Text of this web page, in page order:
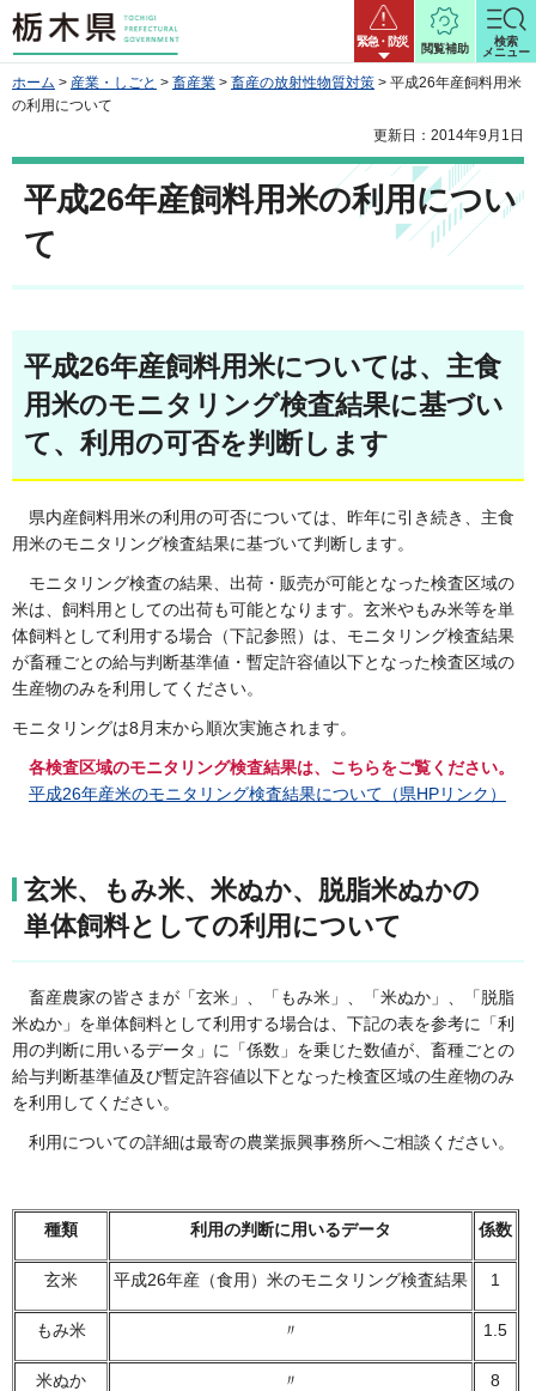
栃木県 緊急・防災
閲覧補助
検索
メニュー
ホーム > 産業・しごと > 畜産業 > 畜産の放射性物質対策 > 平成26年産飼料用米
の利用について
更新日：2014年9月1日
平成26年産飼料用米の利用につい
て
平成26年産飼料用米については、主食
用米のモニタリング検査結果に基づい
て、利用の可否を判断します
県内産飼料用米の利用の可否については、昨年に引き続き、主食
用米のモニタリング検査結果に基づいて判断します。
モニタリング検査の結果、出荷・販売が可能となった検査区域の
米は、飼料用としての出荷も可能となります。玄米やもみ米等を単
体飼料として利用する場合（下記参照）は、モニタリング検査結果
が畜種ごとの給与判断基準値・暫定許容値以下となった検査区域の
生産物のみを利用してください。
モニタリングは8月末から順次実施されます。
各検査区域のモニタリング検査結果は、こちらをご覧ください。
平成26年産米のモニタリング検査結果について（県HPリンク）
玄米、もみ米、米ぬか、脱脂米ぬかの
単体飼料としての利用について
畜産農家の皆さまが「玄米」、「もみ米」、「米ぬか」、「脱脂
米ぬか」を単体飼料として利用する場合は、下記の表を参考に「利
用の判断に用いるデータ」に「係数」を乗じた数値が、畜種ごとの
給与判断基準値及び暫定許容値以下となった検査区域の生産物のみ
を利用してください。
利用についての詳細は最寄の農業振興事務所へご相談ください。
種類 利用の判断に用いるデータ 係数
玄米 平成26年産（食用）米のモニタリング検査結果 1
もみ米 〃 1.5
米ぬか 〃 8